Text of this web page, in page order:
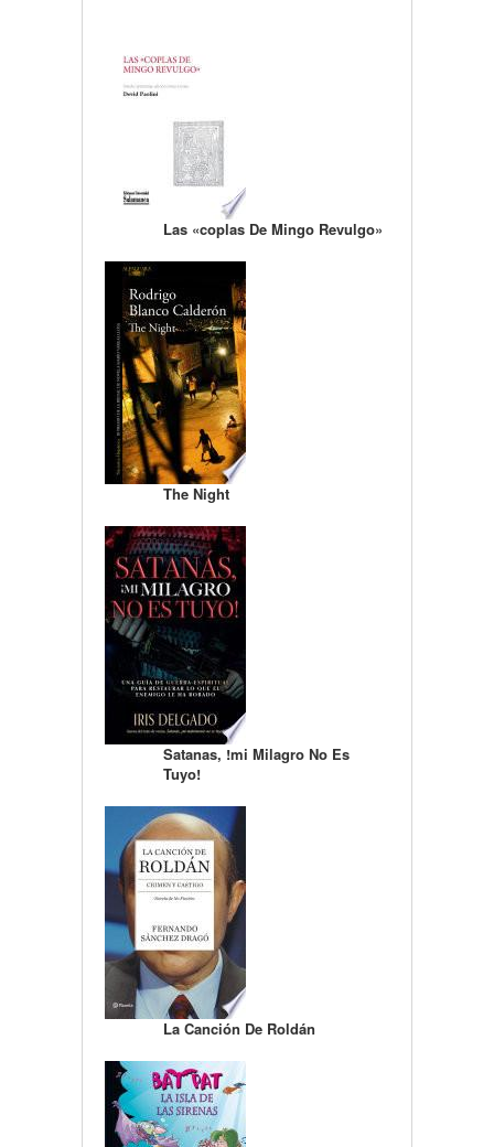
Las «coplas De Mingo Revulgo»
The Night
Satanas, !mi Milagro No Es
Tuyo!
La Canción De Roldán